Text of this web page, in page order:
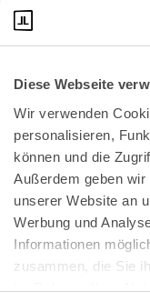
Diese Webseite
Wir verwenden
personalisieren,
können und die
Außerdem geben
unserer Website an
Werbung und
Informationen
zusammen, die Sie
im Rahmen Ihrer
Bundeskanzlerplatz
53113 Bonn
Impressum|